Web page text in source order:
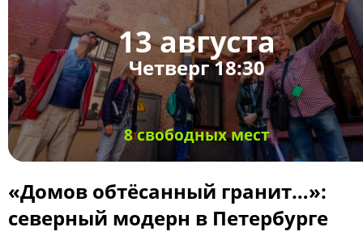
13 августа
Четверг 18:30
8 свободных мест
«Домов обтёсанный гранит…»:
северный модерн в Петербурге